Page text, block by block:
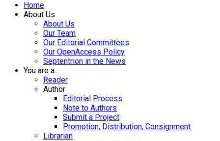
Home
About Us
About Us
Our Team
Our Editorial Committees
Our OpenAccess Policy
Septentrion in the News
You are a...
Reader
Author
Editorial Process
Note to Authors
Submit a Project
Promotion, Distribution, Consignment
Librarian